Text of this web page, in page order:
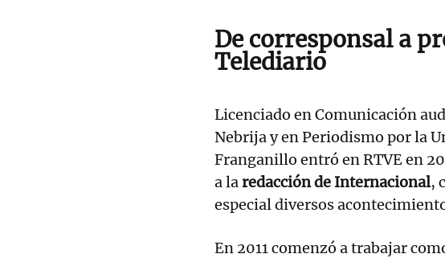
De corresponsal a
Telediario
Licenciado en Comunicación
Nebrija y en Periodismo por la
Franganillo entró en RTVE en
a laredacción de Internacional,
especial diversos
En 2011 comenzó a trabajar